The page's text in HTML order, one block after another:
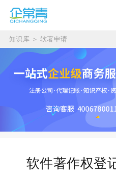
知识库 ＞ 软著申请
软件著作权登